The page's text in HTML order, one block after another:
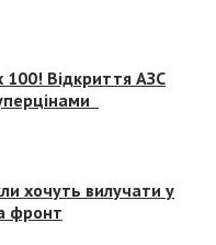
100! Відкриття АЗС
хочуть вилучати у
фронт